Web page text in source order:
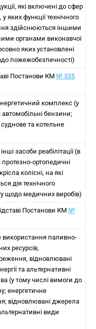
які включені до сфер
у яких функції технічного
здійснюються іншими
органами виконавчої
яких установлені
пожежобезпечності)
Постанови КМ № 535
комплекс (у
автомобільні бензини;
та котельне
інші засоби реабілітації (в
протезно-ортопедичні
колісні, на які
дія технічного
щодо медичних виробів)
Постанови КМ №
використання паливно-
ресурсів,
відновлювані
та альтернативні
(у тому числі вимоги до
енергетичне
відновлювані джерела
види